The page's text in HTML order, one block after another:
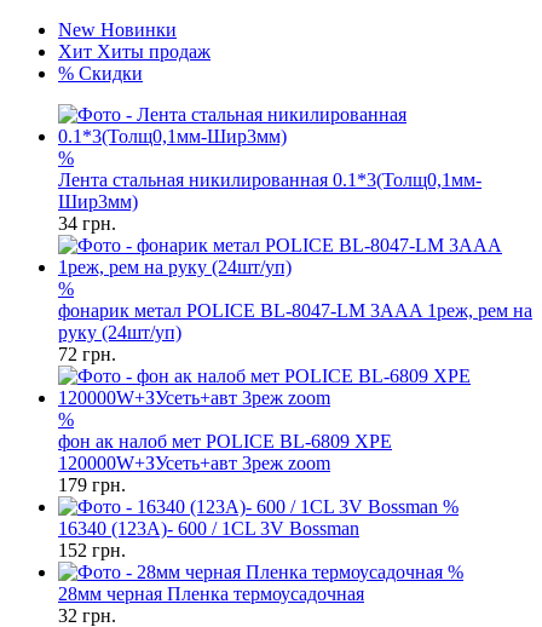
New Новинки
Хит Хиты продаж
% Скидки
%
Лента стальная никилированная 0.1*3(Толщ0,1мм-
Шир3мм)
34 грн.
%
фонарик метал POLICE BL-8047-LM 3AAA 1реж, рем на
руку (24шт/уп)
72 грн.
%
фон ак налоб мет POLICE BL-6809 XPE
120000W+ЗУсеть+авт 3реж zoom
179 грн.
%
16340 (123A)- 600 / 1CL 3V Bossman
152 грн.
%
28мм черная Пленка термоусадочная
32 грн.